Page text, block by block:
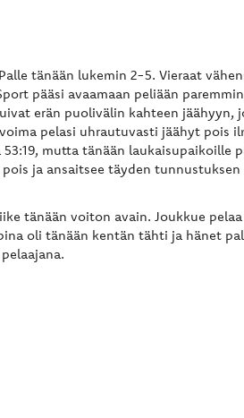
tänään lukemin 2-5. Vieraat
pääsi avaamaan peliään
erän puolivälin kahteen jäähyyn,
pelasi uhrautuvasti jäähyt pois
mutta tänään laukaisupaikoille
ja ansaitsee täyden
tänään voiton avain. Joukkue
oli tänään kentän tähti ja hänet